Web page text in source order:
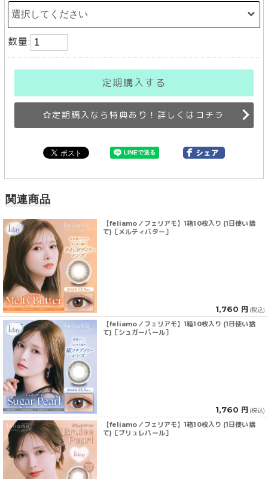
数量:
定期購入する
定期購入なら特典あり！詳しくはコチラ
関連商品
【feliamo／フェリアモ】1箱10枚入り (1日使い捨
て)［メルティバター］
1,760 円 (税込)
【feliamo／フェリアモ】1箱10枚入り (1日使い捨
て)［シュガーパール］
1,760 円 (税込)
【feliamo／フェリアモ】1箱10枚入り (1日使い捨
て)［ブリュレパール］